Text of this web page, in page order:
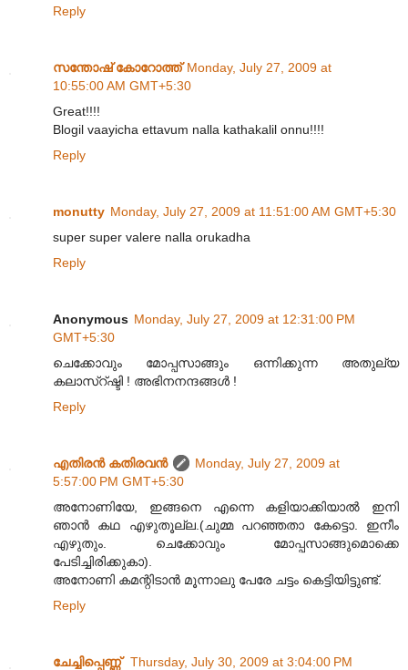
Reply
സന്തോഷ്‌ കോറോത്ത് Monday, July 27, 2009 at
10:55:00 AM GMT+5:30
Great!!!!
Blogil vaayicha ettavum nalla kathakalil onnu!!!!
Reply
monutty Monday, July 27, 2009 at 11:51:00 AM GMT+5:30
super super valere nalla orukadha
Reply
Anonymous Monday, July 27, 2009 at 12:31:00 PM
GMT+5:30
ചെക്കോവും മോപ്പസാങ്ങും ഒന്നിക്കുന്ന അതുല്യ
കലാസ്റ്ഷ്ടി ! അഭിനനന്ദങ്ങള്‍ !
Reply
എതിരന്‍ കതിരവന്‍
Monday, July 27, 2009 at
5:57:00 PM GMT+5:30
അനോണിയേ, ഇങ്ങനെ എന്നെ കളിയാക്കിയാൽ ഇനി
ഞാൻ കഥ എഴുതൂല്ല.(ചുമ്മ പറഞ്ഞതാ കേട്ടൊ. ഇനീം
എഴുതും. ചെക്കോവും മോപ്പസാങ്ങുമൊക്കെ
പേടിച്ചിരിക്കുകാ).
അനോണി കമന്റിടാൻ മൂന്നാലു പേരേ ചട്ടം കെട്ടിയിട്ടുണ്ട്.
Reply
ചേച്ചിപ്പെണ്ണ്‍ Thursday, July 30, 2009 at 3:04:00 PM